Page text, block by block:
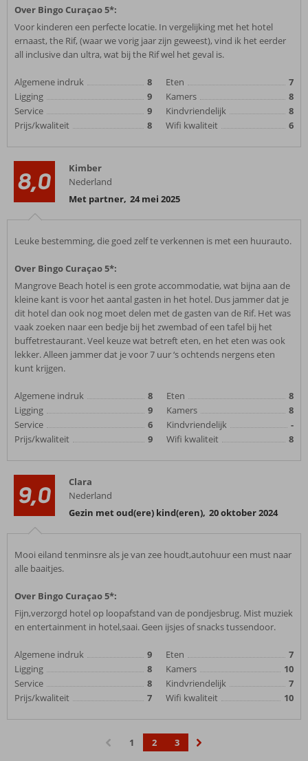
Over Bingo Curaçao 5*:
Voor kinderen een perfecte locatie. In vergelijking met het hotel
ernaast, the Rif, (waar we vorig jaar zijn geweest), vind ik het eerder
all inclusive dan ultra, wat bij the Rif wel het geval is.
Algemene indruk
8
Ligging
9
Service
9
Prijs/kwaliteit
8
Eten
7
Kamers
8
Kindvriendelijk
8
Wifi kwaliteit
6
8,0
Kimber
Nederland
Met partner, 24 mei 2025
Leuke bestemming, die goed zelf te verkennen is met een huurauto.
Over Bingo Curaçao 5*:
Mangrove Beach hotel is een grote accommodatie, wat bijna aan de
kleine kant is voor het aantal gasten in het hotel. Dus jammer dat je
dit hotel dan ook nog moet delen met de gasten van de Rif. Het was
vaak zoeken naar een bedje bij het zwembad of een tafel bij het
buffetrestaurant. Veel keuze wat betreft eten, en het eten was ook
lekker. Alleen jammer dat je voor 7 uur ‘s ochtends nergens eten
kunt krijgen.
Algemene indruk
8
Ligging
9
Service
6
Prijs/kwaliteit
9
Eten
8
Kamers
8
Kindvriendelijk
-
Wifi kwaliteit
8
9,0
Clara
Nederland
Gezin met oud(ere) kind(eren), 20 oktober 2024
Mooi eiland tenminsre als je van zee houdt,autohuur een must naar
alle baaitjes.
Over Bingo Curaçao 5*:
Fijn,verzorgd hotel op loopafstand van de pondjesbrug. Mist muziek
en entertainment in hotel,saai. Geen ijsjes of snacks tussendoor.
Algemene indruk
9
Ligging
8
Service
8
Prijs/kwaliteit
7
Eten
7
Kamers
10
Kindvriendelijk
7
Wifi kwaliteit
10
1 2
3